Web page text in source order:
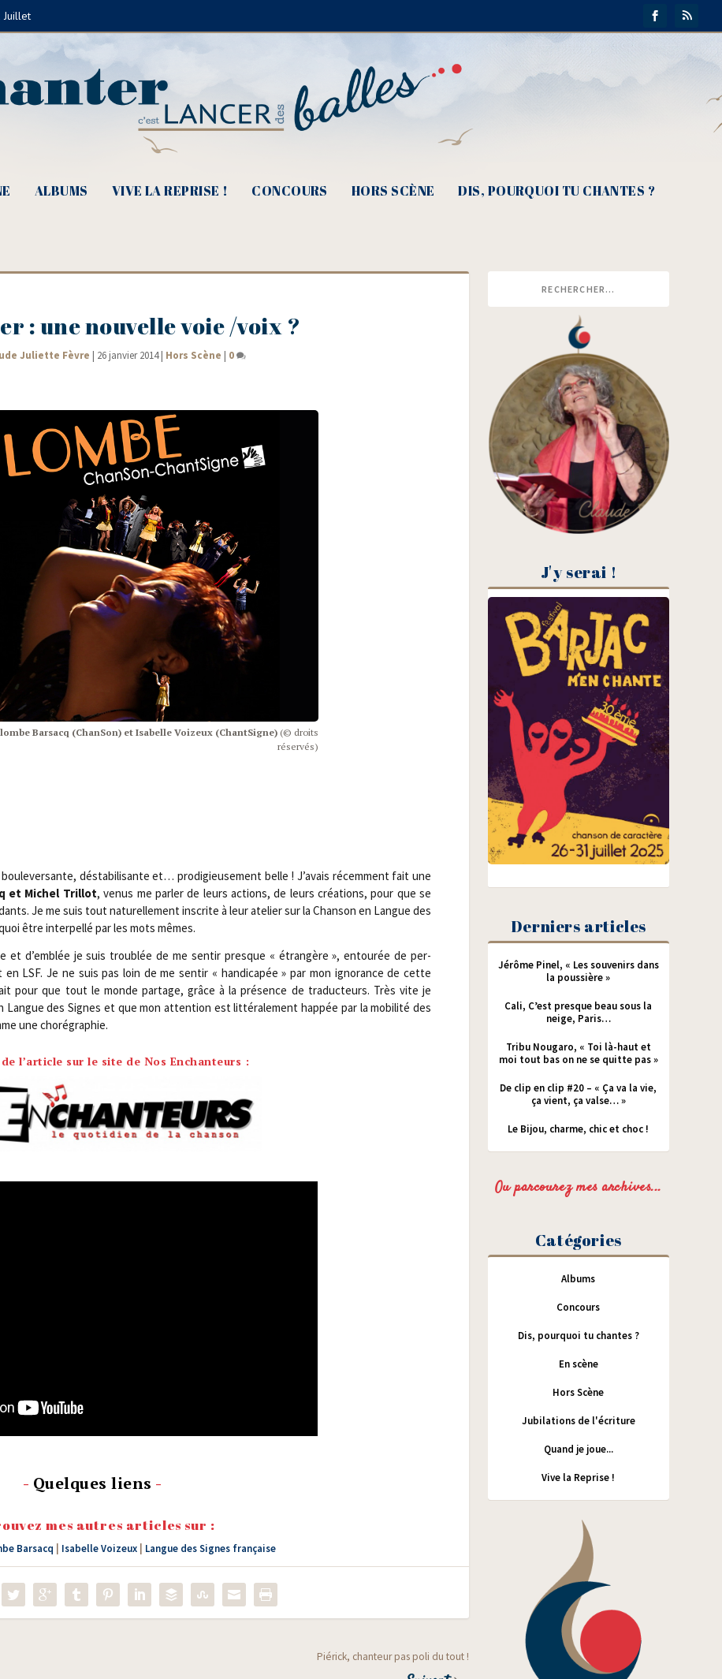
Juillet
ALBUMS VIVE LA REPRISE ! CONCOURS HORS SCÈNE DIS, POURQUOI TU CHANTES ?
: une nouvelle voie /​voix ?
Juliette Fèvre | 26 janvier 2014| Hors Scène | 0
Bar­sacq (Chan­Son) et Isa­belle Voi­zeux (Chant­Signe) (© droits
réservés)
désta­bi­li­sante et… pro­di­gieu­se­ment belle ! J’avais récem­ment fait une
et Michel Trillot, venus me par­ler de leurs actions, de leurs créa­tions, pour que se
Je me suis tout natu­rel­le­ment ins­crite à leur ate­lier sur la Chan­son en Langue des
être inter­pel­lé par les mots mêmes.
et d’emblée je suis trou­blée de me sen­tir presque « étran­gère », entou­rée de per­
LSF. Je ne suis pas loin de me sen­tir « han­di­ca­pée » par mon igno­rance de cette
pour que tout le monde par­tage, grâce à la pré­sence de tra­duc­teurs. Très vite je
Langue des Signes et que mon atten­tion est lit­té­ra­le­ment hap­pée par la mobi­li­té des
une chorégraphie.
l’article sur le site de Nos Enchanteurs :
- Quelques liens -
mes autres articles sur :
Barsacq Isabelle Voizeux Langue des Signes française
Piérick, chanteur pas poli du tout !
J'y serai !
Derniers articles
Jérôme Pinel, « Les souvenirs dans
la poussière »
Cali, C’est presque beau sous la
neige, Paris…
Tribu Nougaro, « Toi là-haut et
moi tout bas on ne se quitte pas »
De clip en clip #20 – « Ça va la vie,
ça vient, ça valse… »
Le Bijou, charme, chic et choc !
Ou parcourez mes archives...
Catégories
Albums
Concours
Dis, pourquoi tu chantes ?
En scène
Hors Scène
Jubilations de l'écriture
Quand je joue...
Vive la Reprise !